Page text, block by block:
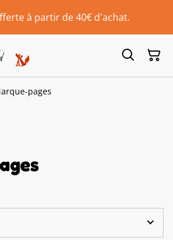
à partir de 40€ d'achat.
pages